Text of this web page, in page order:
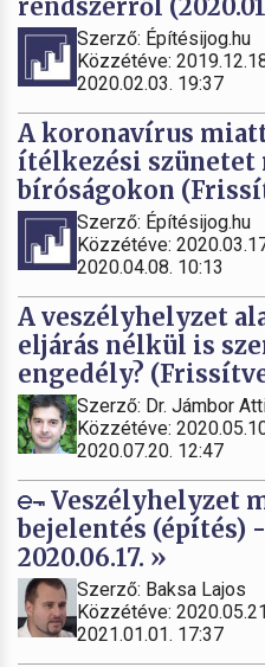
rendszerről
Szerző: Építésijog.hu
Közzétéve:
2020.02.03. 19:37
A koronavírus
ítélkezési szünetet
bíróságokon
Szerző: Építésijog.hu
Közzétéve:
2020.04.08. 10:13
A veszélyhelyzet
eljárás nélkül is
engedély?
Szerző: Dr. Jámbor
Közzétéve:
2020.07.20. 12:47
Veszélyhelyzet
bejelentés (építés) -
2020.06.17. »
Szerző: Baksa Lajos
Közzétéve:
2021.01.01. 17:37